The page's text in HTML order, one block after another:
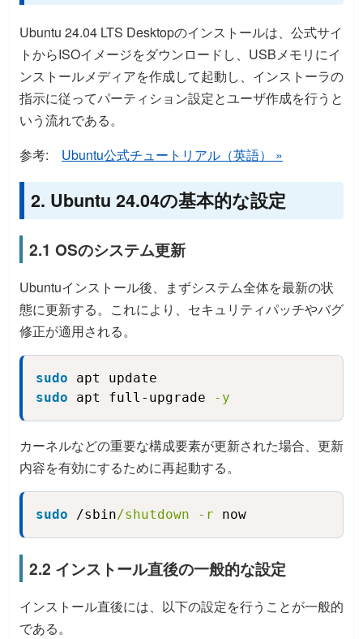
Ubuntu 24.04 LTS Desktopのインストールは、公式サイ
トからISOイメージをダウンロードし、USBメモリにイ
ンストールメディアを作成して起動し、インストーラの
指示に従ってパーティション設定とユーザ作成を行うと
いう流れである。
参考:
Ubuntu公式チュートリアル（英語） »
2. Ubuntu 24.04の基本的な設定
2.1 OSのシステム更新
Ubuntuインストール後、まずシステム全体を最新の状
態に更新する。これにより、セキュリティパッチやバグ
修正が適用される。
sudo apt update
sudo apt full-upgrade -y
カーネルなどの重要な構成要素が更新された場合、更新
内容を有効にするために再起動する。
sudo /sbin/shutdown -r now
2.2 インストール直後の一般的な設定
インストール直後には、以下の設定を行うことが一般的
である。